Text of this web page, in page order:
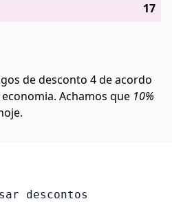
17
de desconto 4 de acordo
Achamos que 10%
descontos